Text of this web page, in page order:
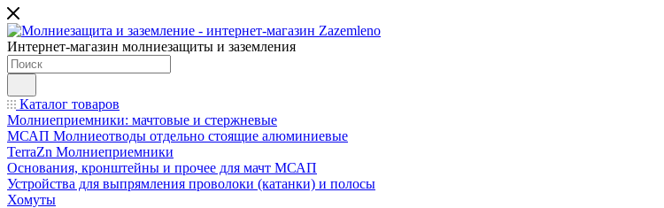
Интернет-магазин молниезащиты и заземления
Каталог товаров
Молниеприемники: мачтовые и стержневые
МСАП Молниеотводы отдельно стоящие алюминиевые
TerraZn Молниеприемники
Основания, кронштейны и прочее для мачт МСАП
Устройства для выпрямления проволоки (катанки) и полосы
Хомуты